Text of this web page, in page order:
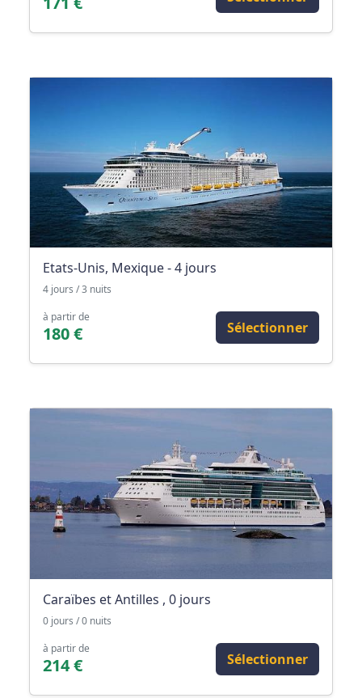
Etats-Unis, Mexique - 4 jours
4 jours / 3 nuits
à partir de
180 € Sélectionner
Caraïbes et Antilles , 0 jours
0 jours / 0 nuits
à partir de
214 € Sélectionner